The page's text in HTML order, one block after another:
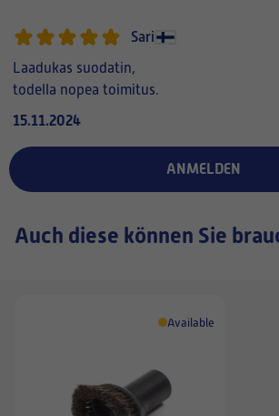
Sari
Laadukas suodatin,
todella nopea toimitus.
15.11.2024
ANMELDEN
Auch diese können Sie
Available